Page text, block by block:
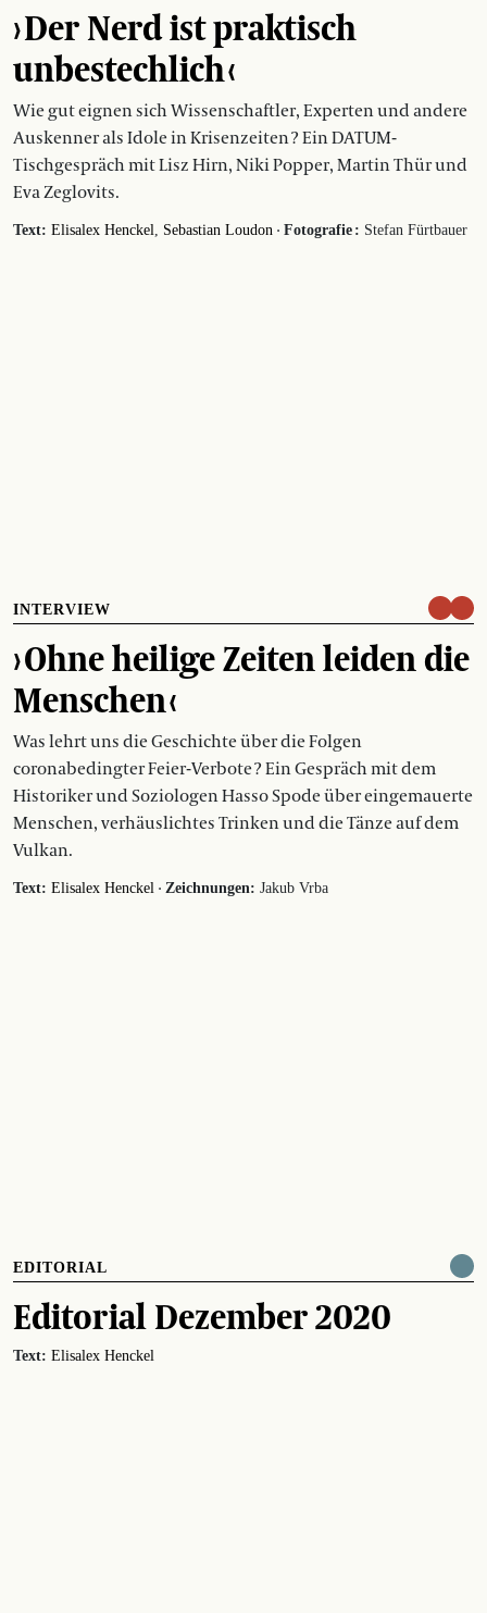
› Der Nerd ist praktisch
unbestechlich ‹
Wie gut eignen sich Wissenschaftler, Experten und andere
Auskenner als Idole in Krisenzeiten ? Ein DATUM-
Tischgespräch mit Lisz Hirn, Niki Popper, Martin Thür und
Eva Zeglovits.
Text: Elisalex Henckel Sebastian Loudon · Fotografie : Stefan Fürtbauer
INTERVIEW
› Ohne heilige Zeiten leiden die
Menschen ‹
Was lehrt uns die Geschichte über die Folgen
coronabedingter Feier-Verbote ? Ein Gespräch mit dem
Historiker und Soziologen Hasso Spode über eingemauerte
Menschen, verhäuslichtes Trinken und die Tänze auf dem
Vulkan.
Text: Elisalex Henckel · Zeichnungen: Jakub Vrba
EDITORIAL
Editorial Dezember 2020
Text: Elisalex Henckel